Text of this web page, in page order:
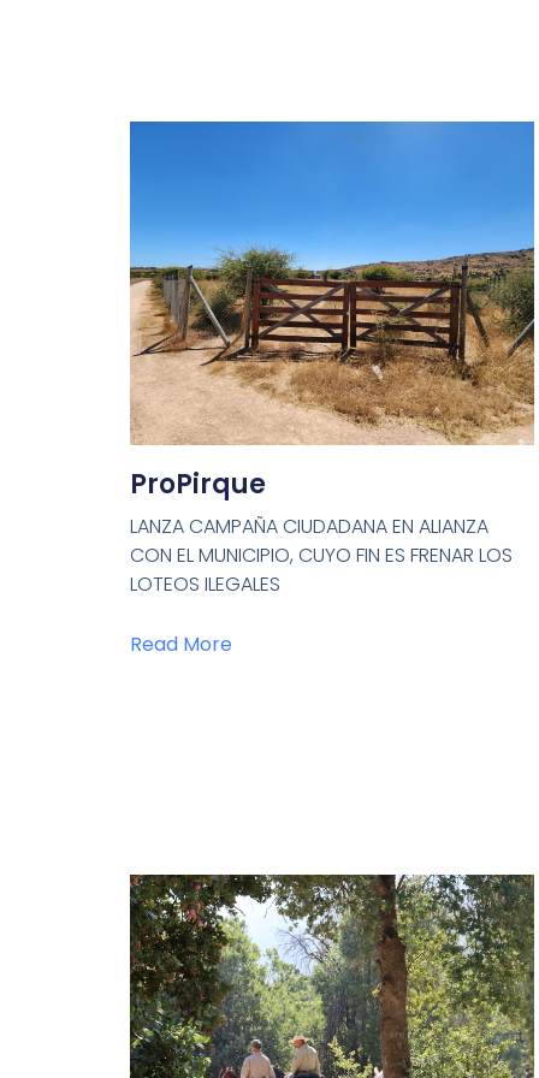
ProPirque
LANZA CAMPAÑA CIUDADANA EN ALIANZA
CON EL MUNICIPIO, CUYO FIN ES FRENAR LOS
LOTEOS ILEGALES
Read More